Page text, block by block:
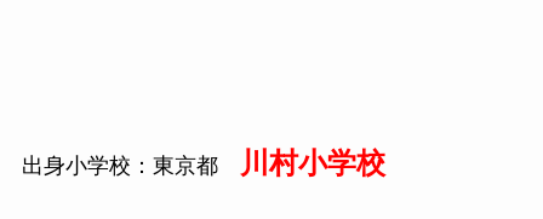
出身小学校：東京都 川村小学校